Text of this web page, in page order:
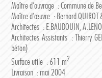
Maître d’ouvrage : Commune de
Maître d’œuvre : Bernard QUIROT
Architectes : E.BAUDOUIN,
Architectes Assistants : Thierry
béton)
Surface utile : 611 m2
Livraison : mai 2004